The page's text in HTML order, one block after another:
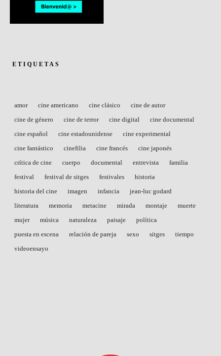
ETIQUETAS
amor cine americano cine clásico
cine de autor
cine de género
cine de terror cine digital
cine documental
cine español
cine estadounidense
cine experimental
cine fantástico
cinefilia cine francés
cine japonés
crítica de cine
cuerpo documental entrevista
familia
festival
festival de sitges festivales
historia
historia del cine
imagen infancia
jean-luc godard
literatura
memoria metacine mirada montaje
muerte
mujer
música naturaleza paisaje
política
puesta en escena
relación de pareja sexo sitges
tiempo
videoensayo